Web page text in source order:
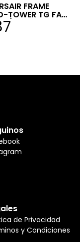
FRAME
TOWER TG FAN
de Privacidad
y Condiciones